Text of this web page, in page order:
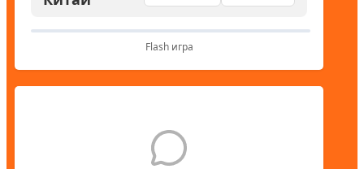
Flash игра